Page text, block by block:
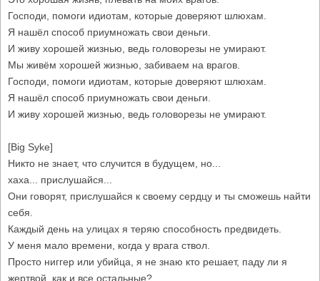
Господи, помоги идиотам, которые доверяют шлюхам.
Я нашёл способ приумножать свои деньги.
И живу хорошей жизнью, ведь головорезы не умирают.
Мы живём хорошей жизнью, забиваем на врагов.
Господи, помоги идиотам, которые доверяют шлюхам.
Я нашёл способ приумножать свои деньги.
И живу хорошей жизнью, ведь головорезы не умирают.
[Big Syke]
Никто не знает, что случится в будущем, но...
хаха... прислушайся...
Они говорят, прислушайся к своему сердцу и ты сможешь найти
себя.
Каждый день на улицах я теряю способность предвидеть.
У меня мало времени, когда у врага ствол.
Просто ниггер или убийца, я не знаю кто решает, паду ли я
жертвой, как и все остальные?